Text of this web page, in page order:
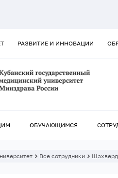
РАЗВИТИЕ И ИННОВАЦИИ
ОБУЧАЮЩИМСЯ
Все сотрудники